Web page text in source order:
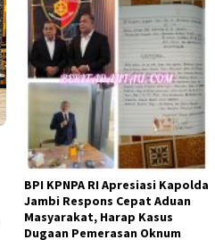
BPI KPNPA RI Apresiasi Kapolda
Jambi Respons Cepat Aduan
Masyarakat, Harap Kasus
Dugaan Pemerasan Oknum